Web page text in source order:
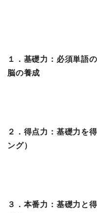
１．基礎力：必須単語
脳の養成
２．得点力：基礎力を
ング）
３．本番力：基礎力と